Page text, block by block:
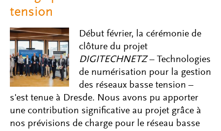
tension
Début février, la cérémonie de
clôture du projet
DIGITECHNETZ– Technologies
de numérisation pour la gestion
des réseaux basse tension –
s'est tenue à Dresde. Nous avons pu apporter
une contribution significative au projet grâce à
nos prévisions de charge pour le réseau basse